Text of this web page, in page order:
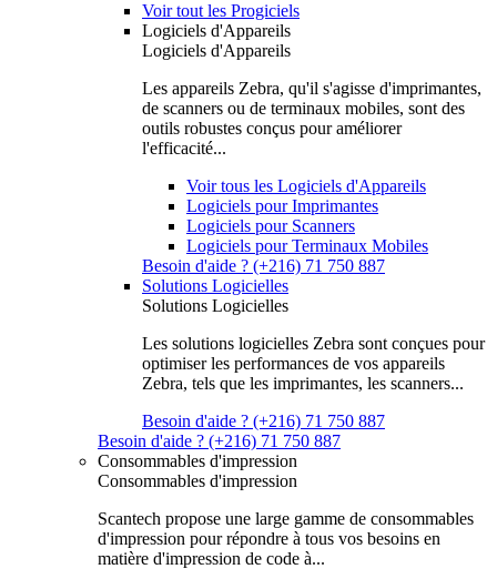
Voir tout les Progiciels
Logiciels d'Appareils
Logiciels d'Appareils
Les appareils Zebra, qu'il s'agisse d'imprimantes,
de scanners ou de terminaux mobiles, sont des
outils robustes conçus pour améliorer
l'efficacité...
Voir tous les Logiciels d'Appareils
Logiciels pour Imprimantes
Logiciels pour Scanners
Logiciels pour Terminaux Mobiles
Besoin d'aide ? (+216) 71 750 887
Solutions Logicielles
Solutions Logicielles
Les solutions logicielles Zebra sont conçues pour
optimiser les performances de vos appareils
Zebra, tels que les imprimantes, les scanners...
Besoin d'aide ? (+216) 71 750 887
Besoin d'aide ? (+216) 71 750 887
Consommables d'impression
Consommables d'impression
Scantech propose une large gamme de consommables
d'impression pour répondre à tous vos besoins en
matière d'impression de code à...